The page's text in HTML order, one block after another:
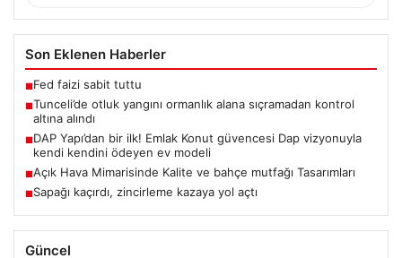
Son Eklenen Haberler
■Fed faizi sabit tuttu
■Tunceli’de otluk yangını ormanlık alana sıçramadan kontrol
altına alındı
■DAP Yapı’dan bir ilk! Emlak Konut güvencesi Dap vizyonuyla
kendi kendini ödeyen ev modeli
■Açık Hava Mimarisinde Kalite ve bahçe mutfağı Tasarımları
■Sapağı kaçırdı, zincirleme kazaya yol açtı
Güncel